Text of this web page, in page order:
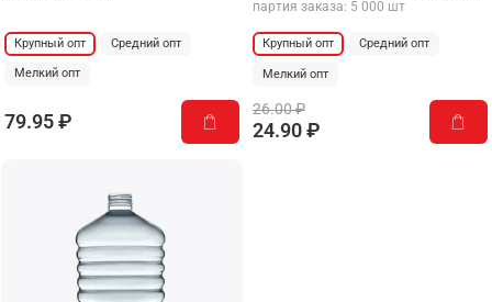
Крупный опт Средний опт
Мелкий опт
79.95 ₽
партия заказа: 5 000 шт
Крупный опт Средний опт
Мелкий опт
26.00 ₽
24.90 ₽